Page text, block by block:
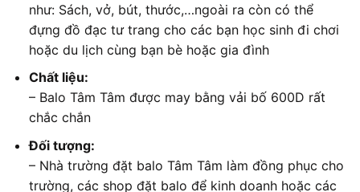
như: Sách, vở, bút, thước,…ngoài ra còn có thể
đựng đồ đạc tư trang cho các bạn học sinh đi chơi
hoặc du lịch cùng bạn bè hoặc gia đình
Chất liệu:
– Balo Tâm Tâm được may bằng vải bố 600D rất
chắc chắn
Đối tượng:
– Nhà trường đặt balo Tâm Tâm làm đồng phục cho
trường, các shop đặt balo để kinh doanh hoặc các